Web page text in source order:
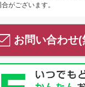
がございます。
お問い合わせ(